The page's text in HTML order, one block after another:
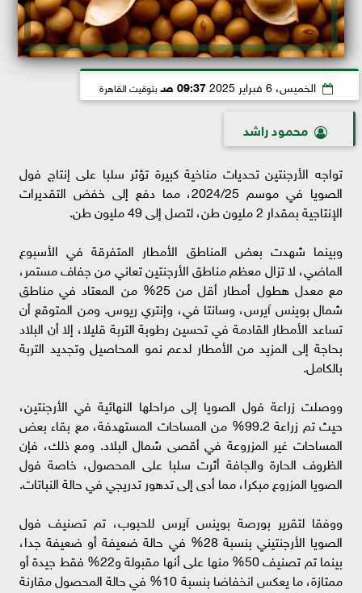
الخميس، 6 فبراير 2025 09:37 صـ بتوقيت القاهرة
محمود راشد
تواجه الأرجنتين تحديات مناخية كبيرة تؤثر سلبا على إنتاج فول
الصويا في موسم 2024/25، مما دفع إلى خفض التقديرات
الإنتاجية بمقدار 2 مليون طن، لتصل إلى 49 مليون طن.
وبينما شهدت بعض المناطق الأمطار المتفرقة في الأسبوع
الماضي، لا تزال معظم مناطق الأرجنتين تعاني من جفاف مستمر،
مع معدل هطول أمطار أقل من 25% من المعتاد في مناطق
شمال بوينس آيرس، وسانتا في، وإنتري ريوس. ومن المتوقع أن
تساعد الأمطار القادمة في تحسين رطوبة التربة قليلا، إلا أن البلاد
بحاجة إلى المزيد من الأمطار لدعم نمو المحاصيل وتجديد التربة
بالكامل.
ووصلت زراعة فول الصويا إلى مراحلها النهائية في الأرجنتين،
حيث تم زراعة 99.2% من المساحات المستهدفة، مع بقاء بعض
المساحات غير المزروعة في أقصى شمال البلاد. ومع ذلك، فإن
الظروف الحارة والجافة أثرت سلبا على المحصول، خاصة فول
الصويا المزروع مبكرا، مما أدى إلى تدهور تدريجي في حالة النباتات.
ووفقا لتقرير بورصة بوينس آيرس للحبوب، تم تصنيف فول
الصويا الأرجنتيني بنسبة 28% في حالة ضعيفة أو ضعيفة جدا،
بينما تم تصنيف 50% منها على أنها مقبولة و22% فقط جيدة أو
ممتازة، ما يعكس انخفاضا بنسبة 10% في حالة المحصول مقارنة